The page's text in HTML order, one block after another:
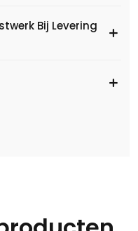
Bij Levering